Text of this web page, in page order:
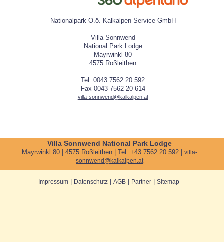
Nationalpark O.ö. Kalkalpen Service GmbH
Villa Sonnwend
National Park Lodge
Mayrwinkl 80
4575 Roßleithen
Tel. 0043 7562 20 592
Fax 0043 7562 20 614
villa-sonnwend@kalkalpen.at
Villa Sonnwend National Park Lodge
Mayrwinkl 80 | 4575 Roßleithen | Tel. +43 7562 20 592 |villa-
sonnwend@kalkalpen.at
Impressum| Datenschutz| AGB| Partner| Sitemap